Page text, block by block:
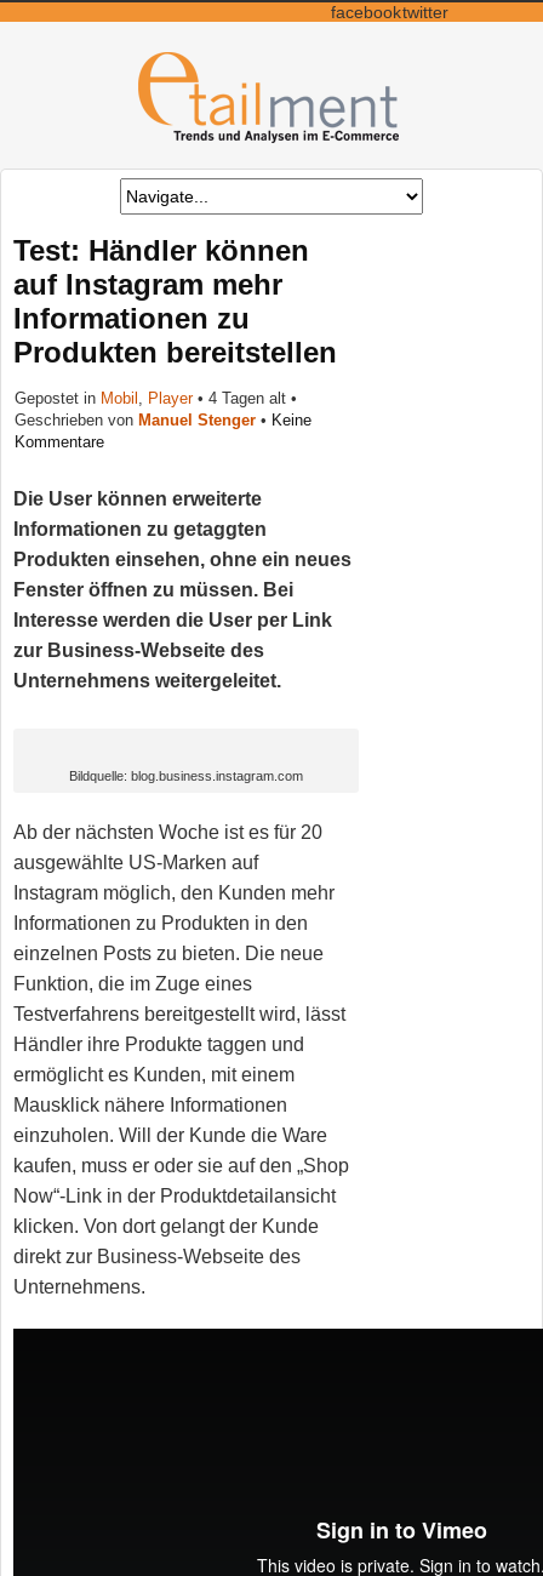
facebooktwitter
Test: Händler können
auf Instagram mehr
Informationen zu
Produkten bereitstellen
Gepostet in Mobil , Player• 4 Tagen alt •
Geschrieben von Manuel Stenger • Keine
Kommentare
Die User können erweiterte
Informationen zu getaggten
Produkten einsehen, ohne ein neues
Fenster öffnen zu müssen. Bei
Interesse werden die User per Link
zur Business-Webseite des
Unternehmens weitergeleitet.
Bildquelle: blog.business.instagram.com
Ab der nächsten Woche ist es für 20
ausgewählte US-Marken auf
Instagram möglich, den Kunden mehr
Informationen zu Produkten in den
einzelnen Posts zu bieten. Die neue
Funktion, die im Zuge eines
Testverfahrens bereitgestellt wird, lässt
Händler ihre Produkte taggen und
ermöglicht es Kunden, mit einem
Mausklick nähere Informationen
einzuholen. Will der Kunde die Ware
kaufen, muss er oder sie auf den „Shop
Now“-Link in der Produktdetailansicht
klicken. Von dort gelangt der Kunde
direkt zur Business-Webseite des
Unternehmens.